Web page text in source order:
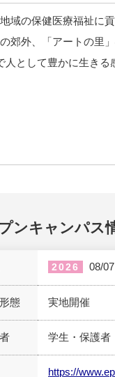
域の保健医療福祉に
郊外、「アートの里
人として豊かに生きる
ンキャンパス
2026 08/
態 実地開催
学生・保護者
https://